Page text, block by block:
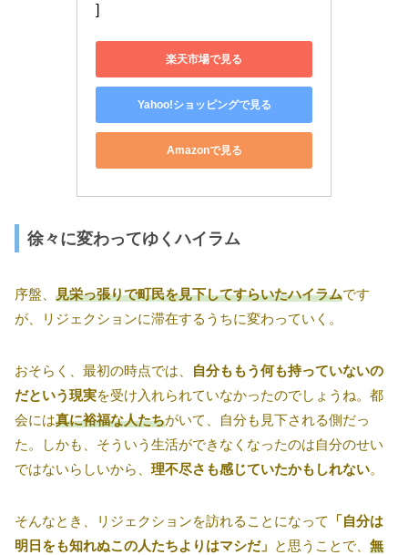
]
楽天市場で見る
Yahoo!ショッピングで見る
Amazonで見る
徐々に変わってゆくハイラム
序盤、 見栄っ張りで町民を見下してすらいたハイラムです
が、リジェクションに滞在するうちに変わっていく。
おそらく、最初の時点では、
自分ももう何も持っていないの
だという現実を受け入れられていなかったのでしょうね。都
会には真に裕福な人たちがいて、自分も見下される側だっ
た。しかも、そういう生活ができなくなったのは自分のせい
ではないらしいから、 理不尽さも感じていたかもしれない。
そんなとき、リジェクションを訪れることになって
「自分は
明日をも知れぬこの人たちよりはマシだ」 と思うことで、 無